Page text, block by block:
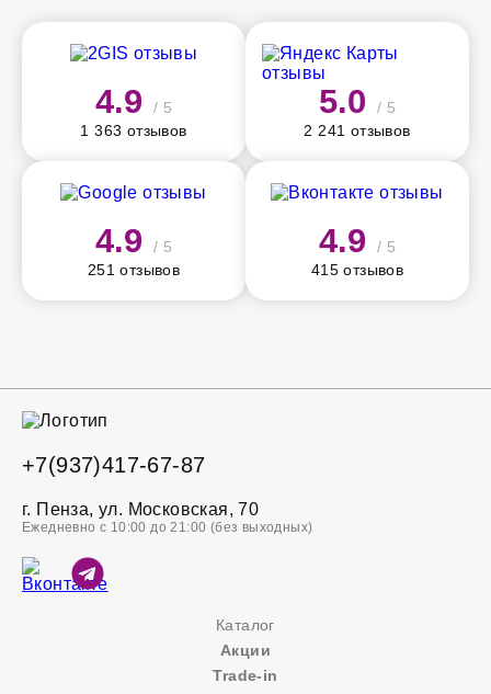
4.9/ 5
1 363 отзывов
5.0/ 5
2 241 отзывов
4.9/ 5
251 отзывов
4.9/ 5
415 отзывов
+7(937)417-67-87
г. Пенза, ул. Московская, 70
Ежедневно с 10:00 до 21:00 (без выходных)
Каталог
Акции
Trade-in